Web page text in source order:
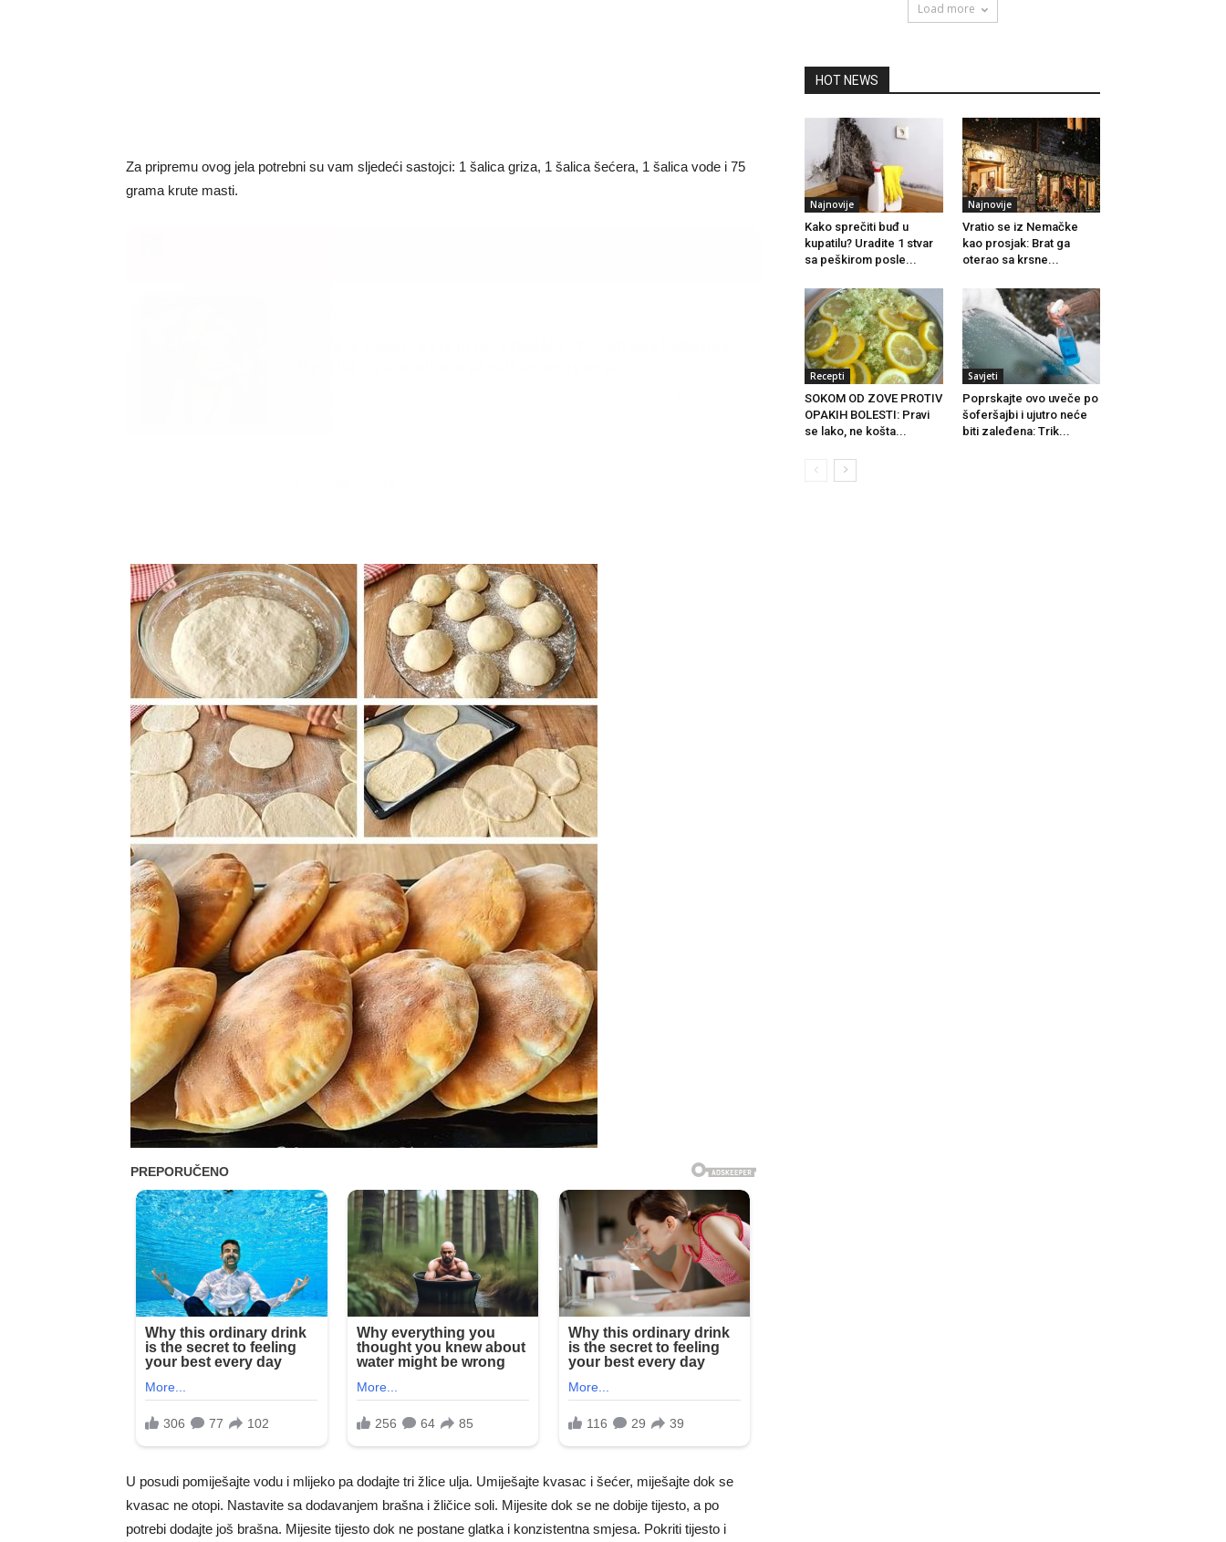
Za pripremu ovog jela potrebni su vam sljedeći sastojci: 1 šalica griza, 1 šalica šećera, 1 šalica vode i 75
grama krute masti.
U posudi pomiješajte vodu i mlijeko pa dodajte tri žlice ulja. Umiješajte kvasac i šećer, miješajte dok se
kvasac ne otopi. Nastavite sa dodavanjem brašna i žličice soli. Mijesite dok se ne dobije tijesto, a po
potrebi dodajte još brašna. Mijesite tijesto dok ne postane glatka i konzistentna smjesa. Pokriti tijesto i
Load more
HOT NEWS
Najnovije
Kako sprečiti buđ u
kupatilu? Uradite 1 stvar
sa peškirom posle...
Najnovije
Vratio se iz Nemačke
kao prosjak: Brat ga
oterao sa krsne...
Recepti
SOKOM OD ZOVE PROTIV
OPAKIH BOLESTI: Pravi
se lako, ne košta...
Savjeti
Poprskajte ovo uveče po
šoferšajbi i ujutro neće
biti zaleđena: Trik...